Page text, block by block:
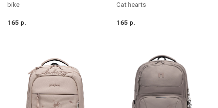
bike
165 р.
Cat hearts
165 р.